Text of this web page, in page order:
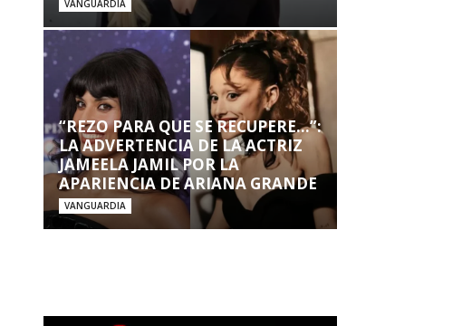
VANGUARDIA
“REZO PARA QUE SE RECUPERE…”:
LA ADVERTENCIA DE LA ACTRIZ
JAMEELA JAMIL POR LA
APARIENCIA DE ARIANA GRANDE
VANGUARDIA